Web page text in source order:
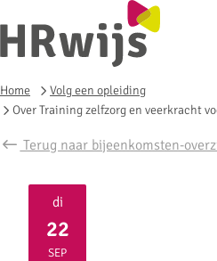
Home
Volg een opleiding
Over Training zelfzorg en veerkracht
Terug naar bijeenkomsten-
di
22
SEP
2026